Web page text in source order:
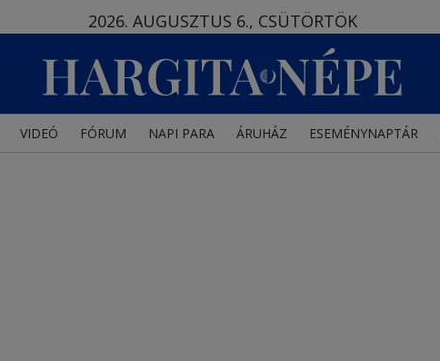
2026. AUGUSZTUS 6., CSÜTÖRTÖK
VIDEÓ FÓRUM NAPI PARA ÁRUHÁZ ESEMÉNYNAPTÁR